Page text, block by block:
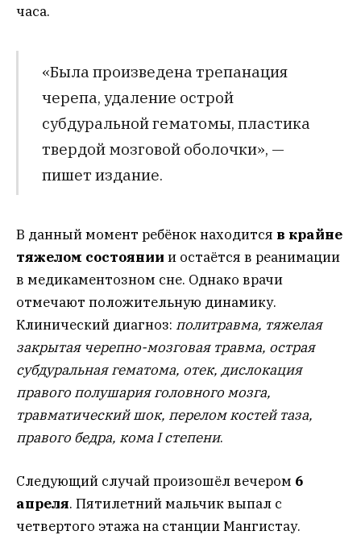
часа.
«Была произведена трепанация
черепа, удаление острой
субдуральной гематомы, пластика
твердой мозговой оболочки», —
пишет издание.
В данный момент ребёнок находится в крайне
тяжелом состоянии и остаётся в реанимации
в медикаментозном сне. Однако врачи
отмечают положительную динамику.
Клинический диагноз: политравма, тяжелая
закрытая черепно-мозговая травма, острая
субдуральная гематома, отек, дислокация
правого полушария головного мозга,
травматический шок, перелом костей таза,
правого бедра, кома I степени.
Следующий случай произошёл вечером 6
апреля. Пятилетний мальчик выпал с
четвертого этажа на станции Мангистау.